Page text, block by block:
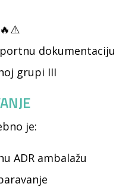
dokumentaciju
grupi III
je:
ADR ambalažu